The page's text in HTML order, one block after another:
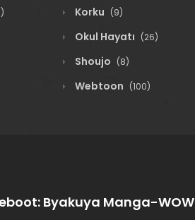
Korku (9)
Okul Hayatı (26)
Shoujo (8)
Webtoon (100)
Byakuya Manga-WOW